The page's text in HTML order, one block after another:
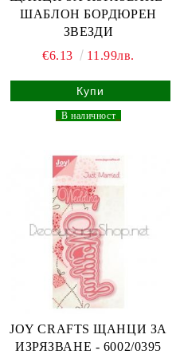
ШАБЛОН БОРДЮРЕН
ЗВЕЗДИ
€6.13
11.99лв.
В наличност
JOY CRAFTS ЩАНЦИ ЗА
ИЗРЯЗВАНЕ - 6002/0395